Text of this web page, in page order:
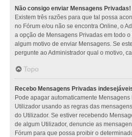
Não consigo enviar Mensagens Privadas!
Existem três razões para que tal possa
no Fórum e/ou não se encontra Online, o
a opção de Mensagens Privadas em todo
algum motivo de enviar Mensagens. Se
pergunte ao Administrador qual o motivo,
Topo
Recebo Mensagens Privadas
Pode apagar automaticamente
Utilizador usando as regras das
do Utilizador. Se estiver recebendo
de algum Utilizador, denuncie as
Fórum para que possa proibir o